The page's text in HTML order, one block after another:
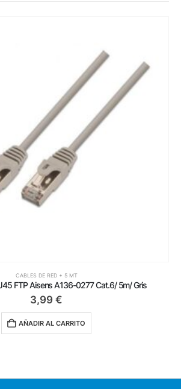
CABLES DE RED + 5 MT
FTP Aisens A136-0277 Cat.6/ 5m/ Gris
3,99 €
AÑADIR AL CARRITO